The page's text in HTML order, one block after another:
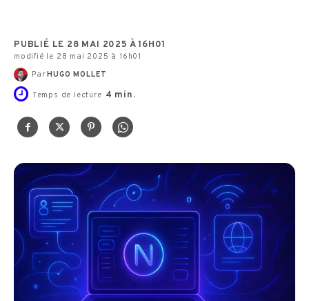
PUBLIÉ LE 28 MAI 2025 À 16H01
modifié le 28 mai 2025 à 16h01
Par HUGO MOLLET
Temps de lecture 4 min.